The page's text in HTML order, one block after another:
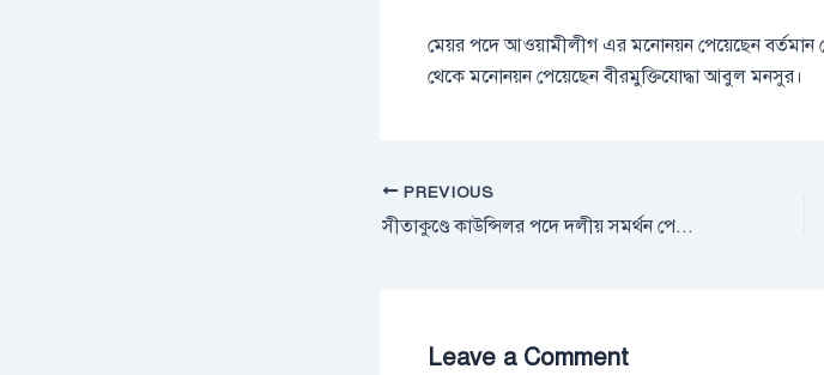
মেয়র পদে আওয়ামীলীগ এর মনোনয়ন পেয়েছেন বর্তমান
থেকে মনোনয়ন পেয়েছেন বীরমুক্তিযোদ্ধা আবুল মনসুর।
PREVIOUS
সীতাকুণ্ডে কাউন্সিলর পদে দলীয় সমর্থন পেতে মরিয়া ৩ নং ওয়ার্ডের প্রার্থীরা
Leave a Comment